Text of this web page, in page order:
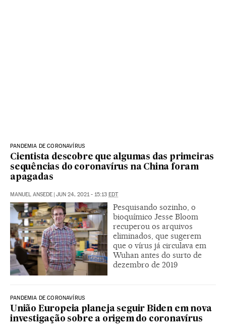
PANDEMIA DE CORONAVÍRUS
Cientista descobre que algumas das primeiras
sequências do coronavírus na China foram
apagadas
MANUEL ANSEDE JUN 24, 2021 - 15:13 EDT
Pesquisando sozinho, o
bioquímico Jesse Bloom
recuperou os arquivos
eliminados, que sugerem
que o vírus já circulava em
Wuhan antes do surto de
dezembro de 2019
PANDEMIA DE CORONAVÍRUS
União Europeia planeja seguir Biden em nova
investigação sobre a origem do coronavírus